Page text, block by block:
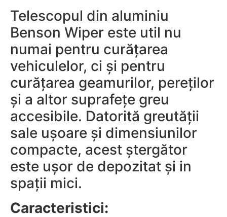
Telescopul din aluminiu
Benson Wiper este util nu
numai pentru curățarea
vehiculelor, ci și pentru
curățarea geamurilor, pereților
și a altor suprafețe greu
accesibile. Datorită greutății
sale ușoare și dimensiunilor
compacte, acest ștergător
este ușor de depozitat și in
spații mici.
Caracteristici: